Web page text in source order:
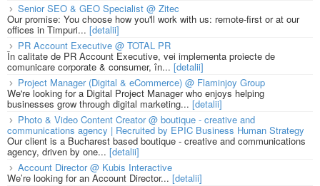
Senior SEO & GEO Specialist @ Zitec
Our promise: You choose how you'll work with us: remote-first or at our
offices in Timpuri... [detalii]
PR Account Executive @ TOTAL PR
În calitate de PR Account Executive, vei implementa proiecte de
comunicare corporate & consumer, în... [detalii]
Project Manager (Digital & eCommerce) @ Flaminjoy Group
We're looking for a Digital Project Manager who enjoys helping
businesses grow through digital marketing... [detalii]
Photo & Video Content Creator @ boutique - creative and
communications agency | Recruited by EPIC Business Human Strategy
Our client is a Bucharest based boutique - creative and communications
agency, driven by one... [detalii]
Account Director @ Kubis Interactive
We’re looking for an Account Director... [detalii]